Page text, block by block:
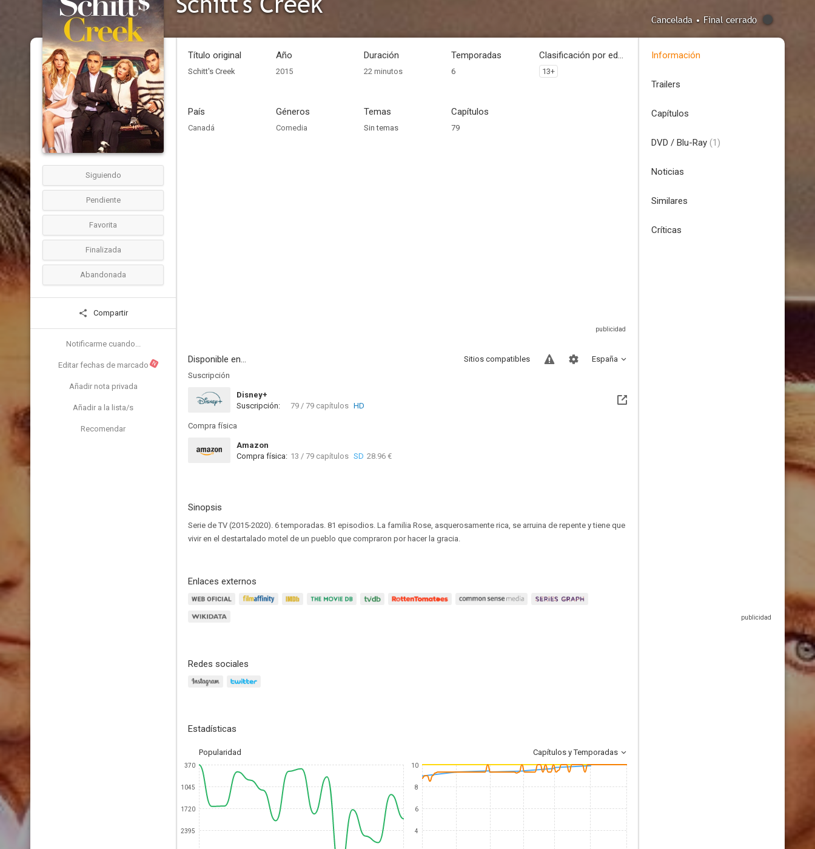
Cancelada • Final cerrado
Siguiendo
Pendiente
Favorita
Finalizada
Abandonada
Compartir
Notificarme cuando...
Editar fechas de marcado N
Añadir nota privada
Añadir a la lista/s
Recomendar
Título original
Schitt's Creek
Año
2015
Duración
22 minutos
Temporadas
6
Clasificación por edades
13+
País
Canadá
Géneros
Comedia
Temas
Sin temas
Capítulos
79
Disponible en... España
Sitios compatibles
Suscripción
Disney+
Suscripción:
79 / 79 capítulos HD
Compra física
Amazon
Compra física: 13 / 79 capítulos SD 28.96 €
Sinopsis
Serie de TV (2015-2020). 6 temporadas. 81 episodios. La familia Rose, asquerosamente rica, se arruina de repente y tiene que
vivir en el destartalado motel de un pueblo que compraron por hacer la gracia.
Enlaces externos
Redes sociales
Estadísticas
Popularidad Capítulos y Temporadas
370
1045
1720
2395
10
8
6
4
Información
Trailers
Capítulos
DVD / Blu-Ray (1)
Noticias
Similares
Críticas